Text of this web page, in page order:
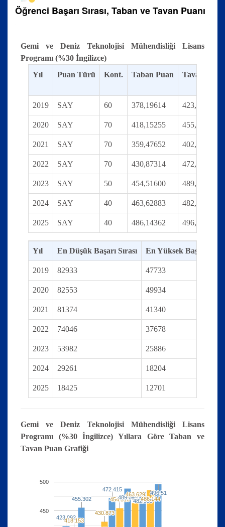
Öğrenci Başarı Sırası, Taban ve Tavan Puanı
Gemi ve Deniz Teknolojisi Mühendisliği Lisans
Programı (%30 İngilizce)
Yıl
Puan Türü Kont. Taban Puan Tavan Puan
2019 SAY 60 378,19614 423,09245
2020 SAY 70 418,15255 455,30244
2021 SAY 70 359,47652 402,59719
2022 SAY 70 430,87314 472,41539
2023 SAY 50 454,51600 489,09476
2024 SAY 40 463,62883 482,95475
2025 SAY 40 486,14362 496,50965
Yıl En Düşük Başarı Sırası En Yüksek Başarı
2019 82933 47733
2020 82553 49934
2021 81374 41340
2022 74046 37678
2023 53982 25886
2024 29261 18204
2025 18425 12701
Gemi ve Deniz Teknolojisi Mühendisliği Lisans
Programı (%30 İngilizce) Yıllara Göre Taban ve
Tavan Puan Grafiği
450
500
423.092
423.092
418.153
418.153
455.302
455.302
430.873
430.873
472.415
472.415
454.516
454.516
489.095
489.095
463.629
463.629
482.955
482.955
486.144
486.144
496.51
496.51